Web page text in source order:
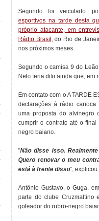
Segundo foi veiculado
esportivos na tarde desta
próprio atacante, em
Rádio Brasil , do Rio de
nos próximos meses.
Segundo o camisa 9 do
Neto teria dito ainda que, em
Em contato com o A TARDE
declarações à rádio carioca
uma proposta do alvinegro
cumprir o contrato até o
negro baiano.
"Não disse isso.
Quero renovar o meu
está à frente disso", explicou
Antônio Gustavo, o Guga,
parte do clube Cruzmaltino
goleador do rubro-negro